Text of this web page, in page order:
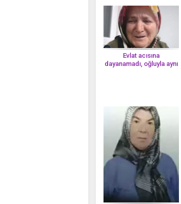
Evlat acısına
dayanamadı, oğluyla aynı